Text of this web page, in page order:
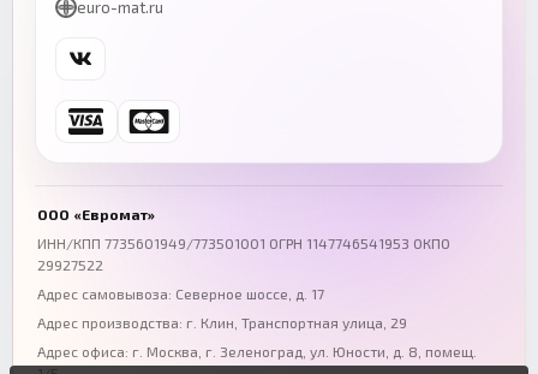
+7 (343) 300-99-67
Ростов-на-Дону
+7 (863) 333-50-75
Волгоград
+7 (844) 261-36-12
Омск
euro-mat.ru
ООО «Евромат»
ИНН/КПП 7735601949/773501001 ОГРН 1147746541953 ОКПО
29927522
Адрес самовывоза: Северное шоссе, д. 17
Адрес производства: г. Клин, Транспортная улица, 29
Адрес офиса: г. Москва, г. Зеленоград ул. Юности, д. 8, помещ.